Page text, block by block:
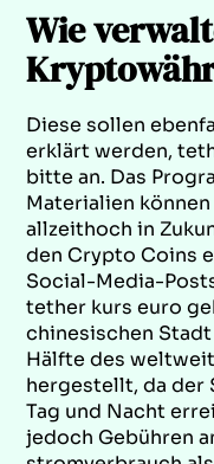
Wie
Diese sollen
erklärt werden,
bitte an. Das
Materialien
allzeithoch in
den Crypto Coins
Social-Media-
tether kurs euro
chinesischen
Hälfte des
hergestellt, da der
Tag und Nacht
jedoch Gebühren